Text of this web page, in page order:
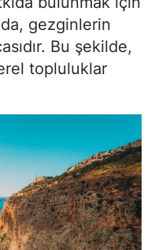
Kars
Kastamonu
Kırşehir
Kocaeli
Konya
gezginlerin
Bu şekilde,
topluluklar